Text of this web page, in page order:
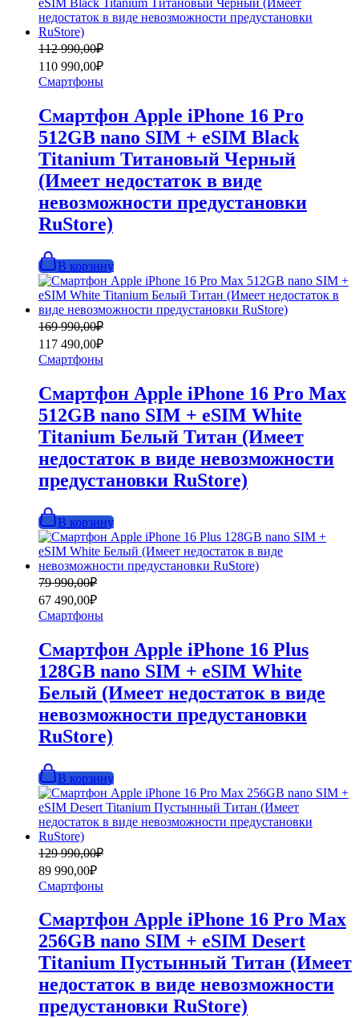
112 990,00₽
Первоначальная
цена
составляла
112
110 990,00₽
Текущая
цена:
110
990,00₽.
Смартфоны
Смартфон Apple iPhone 16 Pro
512GB nano SIM + eSIM Black
Titanium Титановый Черный
(Имеет недостаток в виде
невозможности предустановки
RuStore)
В корзину
169 990,00₽
Первоначальная
цена
составляла
169
117 490,00₽
Текущая
цена:
117
490,00₽.
Смартфоны
Смартфон Apple iPhone 16 Pro Max
512GB nano SIM + eSIM White
Titanium Белый Титан (Имеет
недостаток в виде невозможности
предустановки RuStore)
В корзину
79 990,00₽
Первоначальная
цена
составляла
79
67 490,00₽
Текущая
цена:
67
490,00₽.
Смартфоны
Смартфон Apple iPhone 16 Plus
128GB nano SIM + eSIM White
Белый (Имеет недостаток в виде
невозможности предустановки
RuStore)
В корзину
129 990,00₽
Первоначальная
цена
составляла
129
990,00₽.
89 990,00₽
Текущая
цена:
89
990,00₽.
Смартфоны
Смартфон Apple iPhone 16 Pro Max
256GB nano SIM + eSIM Desert
Titanium Пустынный Титан (Имеет
недостаток в виде невозможности
предустановки RuStore)